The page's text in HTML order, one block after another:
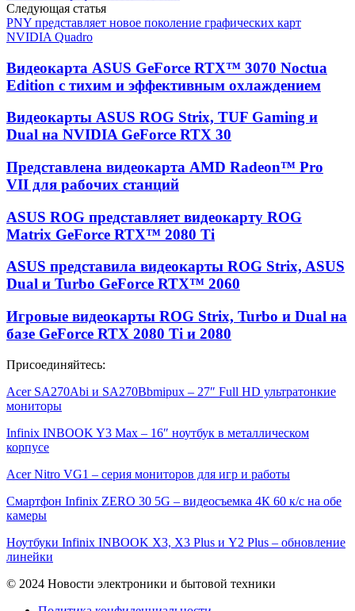
Следующая статья
PNY представляет новое поколение графических карт
NVIDIA Quadro
Видеокарта ASUS GeForce RTX™ 3070 Noctua
Edition с тихим и эффективным охлаждением
Видеокарты ASUS ROG Strix, TUF Gaming и
Dual на NVIDIA GeForce RTX 30
Представлена видеокарта AMD Radeon™ Pro
VII для рабочих станций
ASUS ROG представляет видеокарту ROG
Matrix GeForce RTX™ 2080 Ti
ASUS представила видеокарты ROG Strix, ASUS
Dual и Turbo GeForce RTX™ 2060
Игровые видеокарты ROG Strix, Turbo и Dual на
базе GeForce RTX 2080 Ti и 2080
Присоединяйтесь:
Acer SA270Abi и SA270Bbmipux – 27″ Full HD ультратонкие
мониторы
Infinix INBOOK Y3 Max – 16″ ноутбук в металлическом
корпусе
Acer Nitro VG1 – серия мониторов для игр и работы
Смартфон Infinix ZERO 30 5G – видеосъемка 4К 60 к/с на обе
камеры
Ноутбуки Infinix INBOOK X3, X3 Plus и Y2 Plus – обновление
линейки
© 2024 Новости электроники и бытовой техники